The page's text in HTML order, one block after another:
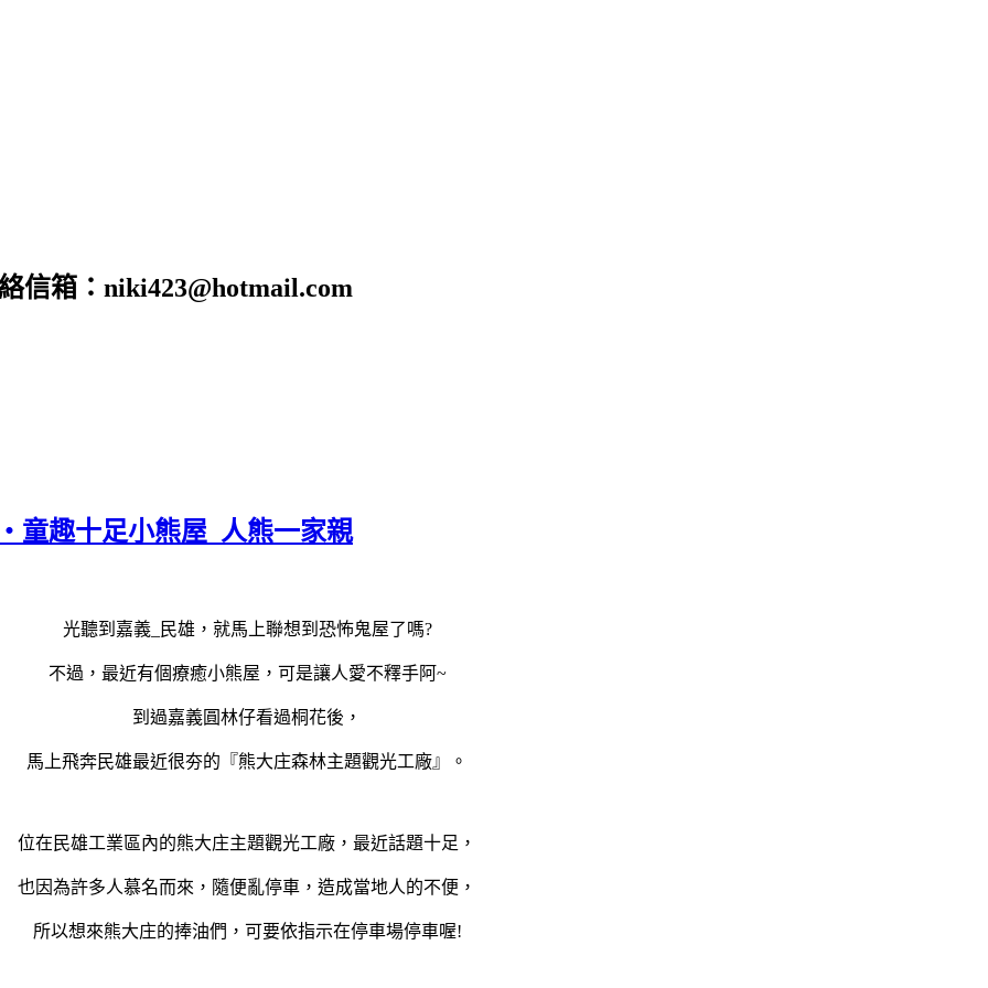
信箱：niki423@hotmail.com
童趣十足小熊屋_人熊一家親
光聽到嘉義_ 民雄，就馬上聯想到恐怖鬼屋了嗎?
不過，最近有個療癒小熊屋，可是讓人愛不釋手阿~
到過嘉義圓林仔看過桐花後，
馬上飛奔民雄最近很夯的『熊大庄森林主題觀光工廠』。
位在民雄工業區內的熊大庄主題觀光工廠，最近話題十足，
也因為許多人慕名而來，隨便亂停車，造成當地人的不便，
所以想來熊大庄的捧油們，可要依指示在停車場停車喔!